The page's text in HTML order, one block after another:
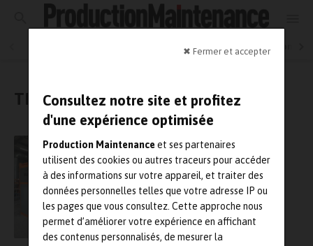
✖ Fermer et accepter
Consultez notre site et profitez
d'une expérience optimisée
Production Maintenanceet ses partenaires
utilisent des cookies ou autres traceurs pour accéder
à des informations sur votre appareil, et traiter des
données personnelles telles que votre adresse IP ou
les pages que vous consultez. Cette approche nous
permet d’améliorer votre expérience en affichant
des contenus personnalisés, de mesurer la
Maintenance en production
TMS
Marceau lance le magasin à palettes
MAGAPAL®